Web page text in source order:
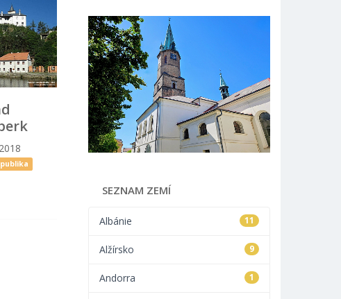
SEZNAM ZEMÍ
11
Albánie
9
Alžírsko
1
Andorra